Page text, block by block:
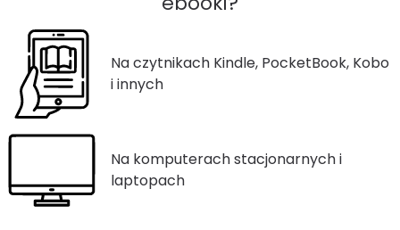
Na czytnikach Kindle, PocketBook, Kobo
i innych
Na komputerach stacjonarnych i
laptopach